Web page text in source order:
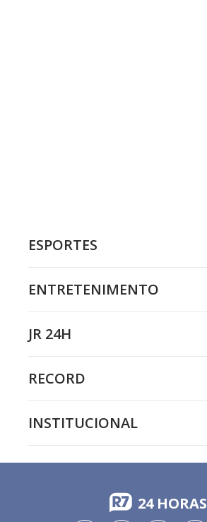
ESPORTES
ENTRETENIMENTO
JR 24H
RECORD
INSTITUCIONAL
24 HORAS